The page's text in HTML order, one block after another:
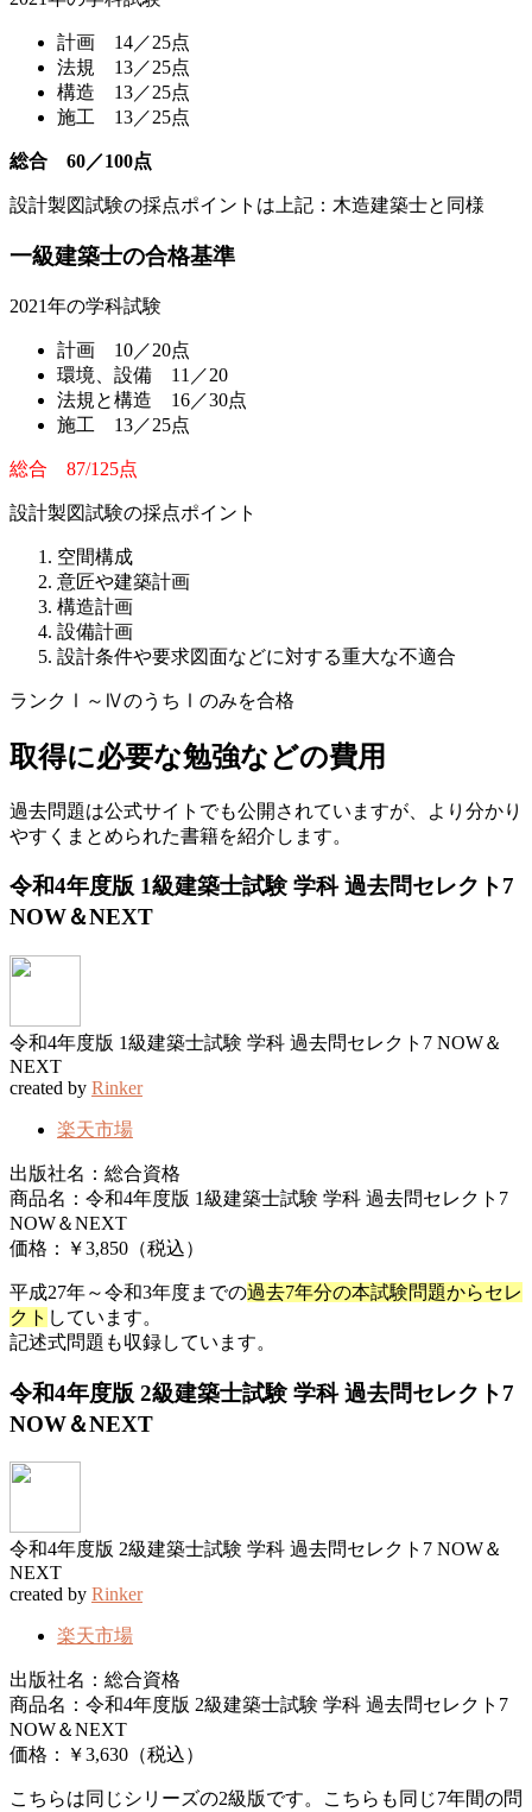
計画 14／25点
法規 13／25点
構造 13／25点
施工 13／25点
総合 60／100点
設計製図試験の採点ポイントは上記：木造建築士と同様
一級建築士の合格基準
2021年の学科試験
計画 10／20点
環境、設備 11／20
法規と構造 16／30点
施工 13／25点
総合 87/125点
設計製図試験の採点ポイント
空間構成
意匠や建築計画
構造計画
設備計画
設計条件や要求図面などに対する重大な不適合
ランクⅠ～ⅣのうちⅠのみを合格
取得に必要な勉強などの費用
過去問題は公式サイトでも公開されていますが、より分かり
やすくまとめられた書籍を紹介します。
令和4年度版 1級建築士試験 学科 過去問セレクト7
NOW＆NEXT
令和4年度版 1級建築士試験 学科 過去問セレクト7 NOW＆
NEXT
created by Rinker
楽天市場
出版社名：総合資格
商品名：令和4年度版 1級建築士試験 学科 過去問セレクト7
NOW＆NEXT
価格：￥3,850（税込）
平成27年～令和3年度までの過去7年分の本試験問題からセレ
クト しています。
記述式問題も収録しています。
令和4年度版 2級建築士試験 学科 過去問セレクト7
NOW＆NEXT
令和4年度版 2級建築士試験 学科 過去問セレクト7 NOW＆
NEXT
created by Rinker
楽天市場
出版社名：総合資格
商品名：令和4年度版 2級建築士試験 学科 過去問セレクト7
NOW＆NEXT
価格：￥3,630（税込）
こちらは同じシリーズの2級版です。こちらも同じ7年間の問